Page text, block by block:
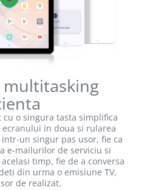
multitasking
o singura tasta simplifica
in doua si rularea
un singur pas usor, fie ca
e-mailurilor de serviciu si
timp, fie de a conversa
din urma o emisiune TV,
de realizat.